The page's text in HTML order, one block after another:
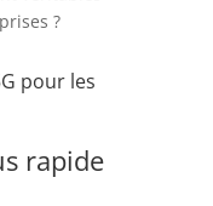
?
pour les
rapide